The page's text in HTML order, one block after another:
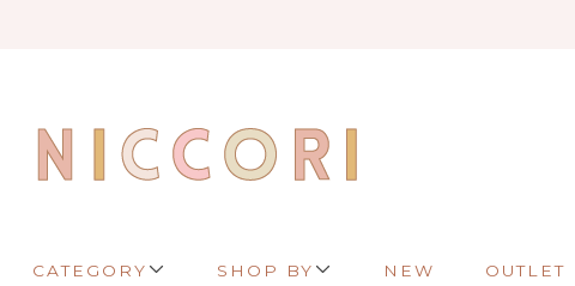
CATEGORY SHOP BY NEW OUTLET